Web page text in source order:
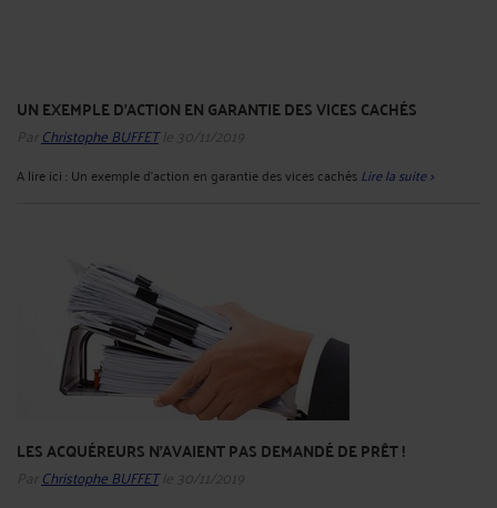
UN EXEMPLE D'ACTION EN GARANTIE DES VICES CACHÉS
Par Christophe BUFFETle 30/11/2019
A lire ici : Un exemple d'action en garantie des vices cachésLire la suite >
LES ACQUÉREURS N'AVAIENT PAS DEMANDÉ DE PRÊT !
Par Christophe BUFFETle 30/11/2019